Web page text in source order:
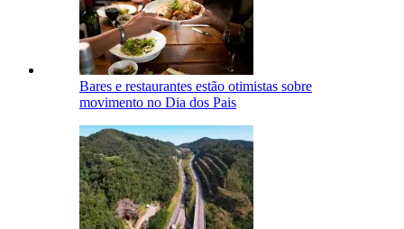
Bares e restaurantes estão otimistas sobre
movimento no Dia dos Pais